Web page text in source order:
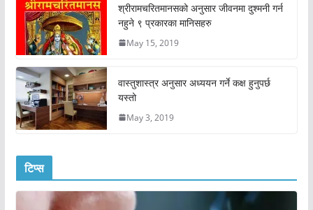
श्रीरामचरितमानसको अनुसार जीवनमा दुश्मनी गर्न
नहुने ९ प्रकारका मानिसहरु
May 15, 2019
वास्तुशास्त्र अनुसार अध्ययन गर्ने कक्ष हुनुपर्छ
यस्तो
May 3, 2019
टिप्स